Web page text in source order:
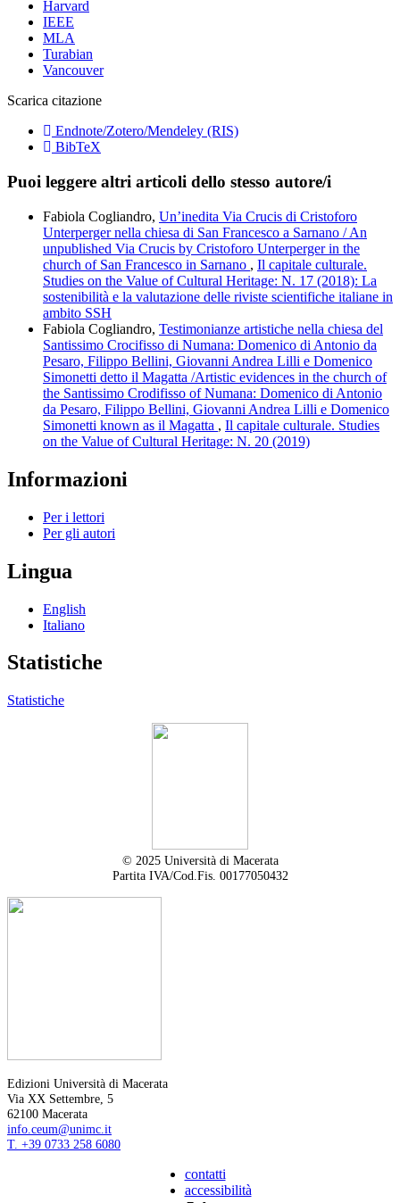
Harvard
IEEE
MLA
Turabian
Vancouver
Scarica citazione
Endnote/Zotero/Mendeley (RIS)
BibTeX
Puoi leggere altri articoli dello stesso autore/i
Fabiola Cogliandro, Un’inedita Via Crucis di Cristoforo
Unterperger nella chiesa di San Francesco a Sarnano / An
unpublished Via Crucis by Cristoforo Unterperger in the
church of San Francesco in Sarnano , Il capitale culturale.
Studies on the Value of Cultural Heritage: N. 17 (2018): La
sostenibilità e la valutazione delle riviste scientifiche italiane in
ambito SSH
Fabiola Cogliandro, Testimonianze artistiche nella chiesa del
Santissimo Crocifisso di Numana: Domenico di Antonio da
Pesaro, Filippo Bellini, Giovanni Andrea Lilli e Domenico
Simonetti detto il Magatta /Artistic evidences in the church of
the Santissimo Crodifisso of Numana: Domenico di Antonio
da Pesaro, Filippo Bellini, Giovanni Andrea Lilli e Domenico
Simonetti known as il Magatta , Il capitale culturale. Studies
on the Value of Cultural Heritage: N. 20 (2019)
Informazioni
Per i lettori
Per gli autori
Lingua
English
Italiano
Statistiche
Statistiche
© 2025 Università di Macerata
Partita IVA/Cod.Fis. 00177050432
Edizioni Università di Macerata
Via XX Settembre, 5
62100 Macerata
info.ceum@unimc.it
T. +39 0733 258 6080
contatti
accessibilità